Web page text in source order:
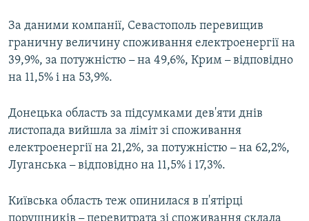
УКРАЇНСЬКА ПРОБЛЕМА КРИМУ
ІНФОГРАФІКА
ДОЛУЧАЙСЯ!
Усі сайти RFE/RL
За даними компанії, Севастополь перевищив
граничну величину споживання електроенергії на
39,9%, за потужністю –на 49,6%, Крим –відповідно
на 11,5% і на 53,9%.
Донецька область за підсумками дев'яти днів
листопада вийшла за ліміт зі споживання
електроенергії на 21,2%, за потужністю –на 62,2%,
Луганська –відповідно на 11,5% і 17,3%.
Київська область теж опинилася в п'ятірці
–